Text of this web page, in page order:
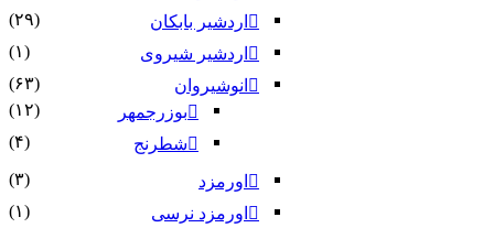
اردشیر بابکان
(۲۹)
اردشیر شیروی
(۱)
انوشیروان
(۶۳)
بوزرجمهر
(۱۲)
شطرنج
(۴)
اورمزد
(۳)
اورمزد نرسى‏
(۱)